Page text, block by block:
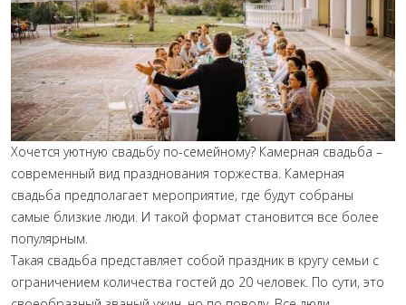
Хочется уютную свадьбу по-семейному? Камерная свадьба –
современный вид празднования торжества. Камерная
свадьба предполагает мероприятие, где будут собраны
самые близкие люди. И такой формат становится все более
популярным.
Такая свадьба представляет собой праздник в кругу семьи с
ограничением количества гостей до 20 человек. По сути, это